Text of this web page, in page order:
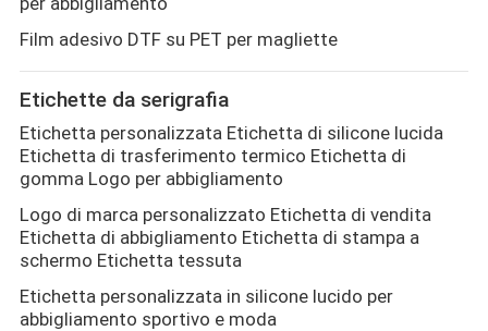
SITO
POLITICA
SULLA
PRIVACY
Film adesivo DTF su PET per magliette
Etichette da serigrafia
Etichetta personalizzata Etichetta di silicone lucida
Etichetta di trasferimento termico Etichetta di
gomma Logo per abbigliamento
Logo di marca personalizzato Etichetta di vendita
Etichetta di abbigliamento Etichetta di stampa a
schermo Etichetta tessuta
Etichetta personalizzata in silicone lucido per
abbigliamento sportivo e moda